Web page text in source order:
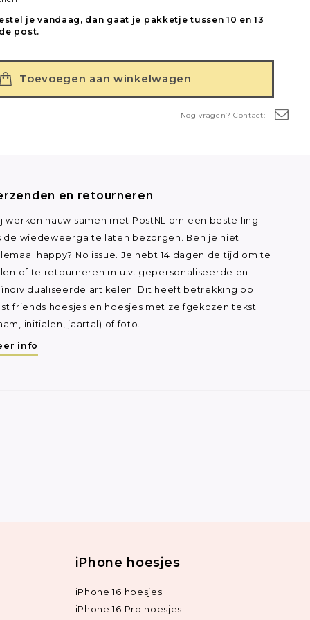
Nog vragen? Contact:
je vandaag, dan gaat je pakketje tussen 10 en 13
post.
Toevoegen aan winkelwagen
en retourneren
werken nauw samen met PostNL om een bestelling
de wiedeweerga te laten bezorgen. Ben je niet
happy? No issue. Je hebt 14 dagen de tijd om te
of te retourneren m.u.v. gepersonaliseerde en
artikelen. Dit heeft betrekking op
friends hoesjes en hoesjes met zelfgekozen tekst
initialen, jaartal) of foto.
info
iPhone hoesjes
iPhone 16 hoesjes
iPhone 16 Pro hoesjes